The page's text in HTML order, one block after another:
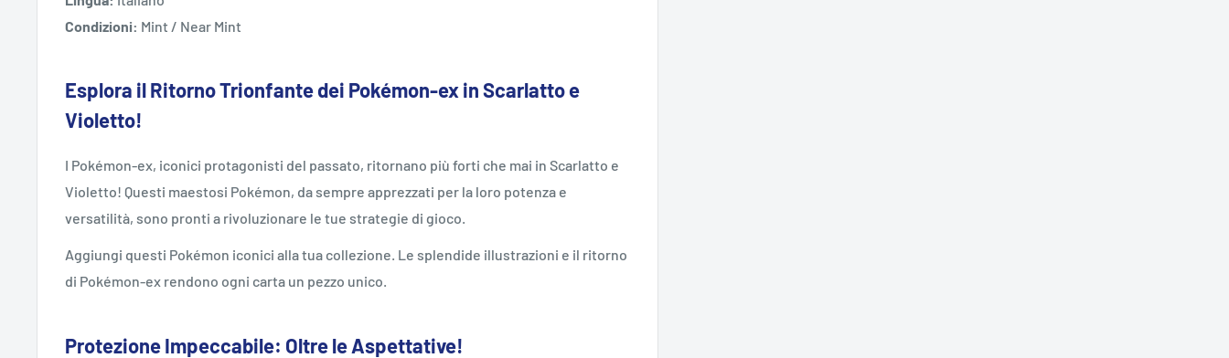
Condizioni: Mint / Near Mint
Esplora il Ritorno Trionfante dei Pokémon-ex in Scarlatto e
Violetto!
I Pokémon-ex, iconici protagonisti del passato, ritornano più forti che mai in Scarlatto e
Violetto! Questi maestosi Pokémon, da sempre apprezzati per la loro potenza e
versatilità, sono pronti a rivoluzionare le tue strategie di gioco.
Aggiungi questi Pokémon iconici alla tua collezione. Le splendide illustrazioni e il ritorno
di Pokémon-ex rendono ogni carta un pezzo unico.
Protezione Impeccabile: Oltre le Aspettative!